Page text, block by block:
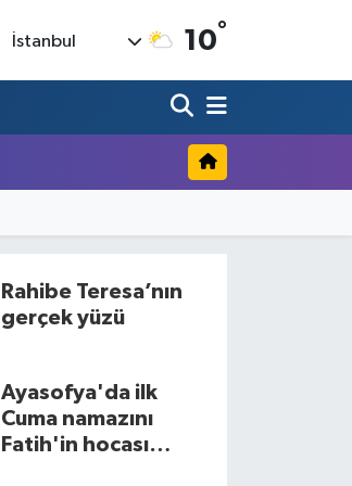
İstanbul 10°
Rahibe Teresa’nın
gerçek yüzü
Ayasofya'da ilk
Cuma namazını
Fatih'in hocası